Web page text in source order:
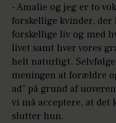
- Amalie og jeg er to
forskellige kvinder, der
forskellige liv og med
livet samt hver vores
helt naturligt.
meningen at forældre
ad" på grund af
vi må acceptere, at det
slutter hun.